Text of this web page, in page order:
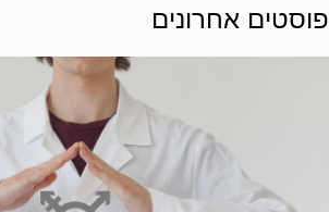
פוסטים אחרונים